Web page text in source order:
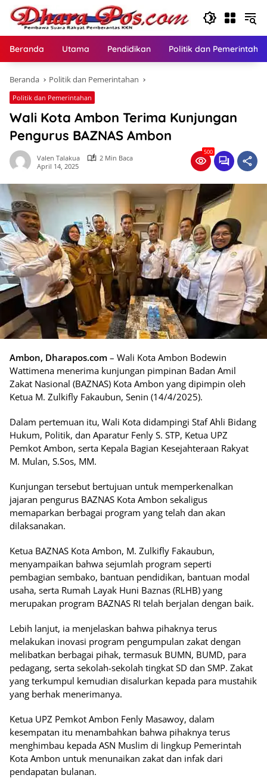
Langsung
konten
Beranda Utama Pendidikan Politik dan
Beranda Politik dan Pemerintahan
Politik dan Pemerintahan
Wali Kota Ambon Terima Kunjungan
Pengurus BAZNAS Ambon
Valen Talakua
2 Min Baca
April 14, 2025
500
Ambon, Dharapos.com – Wali Kota Ambon Bodewin
Wattimena menerima kunjungan pimpinan Badan Amil
Zakat Nasional (BAZNAS) Kota Ambon yang dipimpin oleh
Ketua M. Zulkifly Fakaubun, Senin (14/4/2025).
Dalam pertemuan itu, Wali Kota didampingi Staf Ahli Bidang
Hukum, Politik, dan Aparatur Fenly S. STP, Ketua UPZ
Pemkot Ambon, serta Kepala Bagian Kesejahteraan Rakyat
M. Mulan, S.Sos, MM.
Kunjungan tersebut bertujuan untuk memperkenalkan
jajaran pengurus BAZNAS Kota Ambon sekaligus
memaparkan berbagai program yang telah dan akan
dilaksanakan.
Ketua BAZNAS Kota Ambon, M. Zulkifly Fakaubun,
menyampaikan bahwa sejumlah program seperti
pembagian sembako, bantuan pendidikan, bantuan modal
usaha, serta Rumah Layak Huni Baznas (RLHB) yang
merupakan program BAZNAS RI telah berjalan dengan baik.
Lebih lanjut, ia menjelaskan bahwa pihaknya terus
melakukan inovasi program pengumpulan zakat dengan
melibatkan berbagai pihak, termasuk BUMN, BUMD, para
pedagang, serta sekolah-sekolah tingkat SD dan SMP. Zakat
yang terkumpul kemudian disalurkan kepada para mustahik
yang berhak menerimanya.
Ketua UPZ Pemkot Ambon Fenly Masawoy, dalam
kesempatan itu menambahkan bahwa pihaknya terus
menghimbau kepada ASN Muslim di lingkup Pemerintah
Kota Ambon untuk menunaikan zakat dan infak dari
pendapatan bulanan.